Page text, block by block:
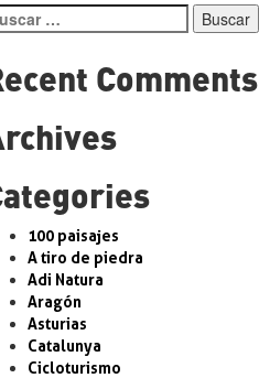
Comments
100 paisajes
A tiro de piedra
Adi Natura
Aragón
Asturias
Catalunya
Cicloturismo